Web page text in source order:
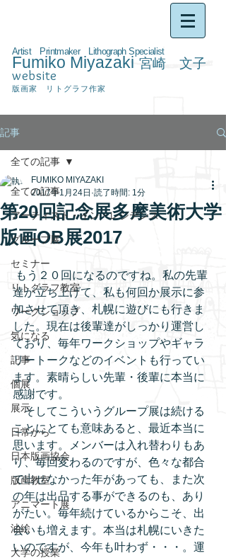
Artist Printmaker Lithograph Specialist
Fumiko Miyazaki 宮崎 文子
website
版画家 リトグラフ作家
記事
全ての記事
アーティスト・イン・レジデンス
グループ展
セミナー
リトグラフ教室
ワークショップ
気になる
記事
個展
展示
日常から
日本版画協会
版画教室
アニマート展
油絵
大学の授業
全ての記事
第20回記念展多摩美術大学
版画OB展2017
FUMIKO MIYAZAKI
2017年1月24日 読了時間: 1分
達が立ち上げて、私も何回か展示に参
加させて頂き、札幌に遊びにも行きま
した。現在は後輩達がしっかり運営し
ており、毎年ワークショップやギャラ
リートークなどのイベントも行ってい
ます。素晴らしい先輩・後輩に本当に
感謝です。
そしてこういうグループ展は続ける
ことにとても意味あると、最近本当に
思います。メンバーは入れ替わりもあ
り、毎回変わるのですが、色々な都合
で出せなかった年があっても、また次
の年は出品する事ができるのも、あり
がたい。毎年続けているからこそ、出
会いも増えます。本当は札幌にいきた
いのですが、今年も叶わず・・・。運